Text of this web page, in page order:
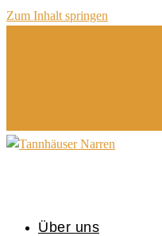
Zum Inhalt springen
Über uns